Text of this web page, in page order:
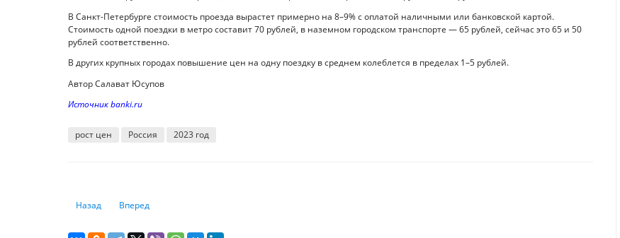
В Санкт-Петербурге стоимость проезда вырастет примерно на 8–9% с оплатой наличными или банковской картой.
Стоимость одной поездки в метро составит 70 рублей, в наземном городском транспорте — 65 рублей, сейчас это 65 и 50
рублей соответственно.
В других крупных городах повышение цен на одну поездку в среднем колеблется в пределах 1–5 рублей.
Автор Салават Юсупов
Источник banki.ru
рост цен Россия 2023 год
Предыдущий: Страхование в 2023 году: медленное восстановление, но есть надежда
Назад Следующий: Munich Re оценивает глобальные убытки от застрахованных природных катастроф в $120 млрд в 2022 году
Вперед